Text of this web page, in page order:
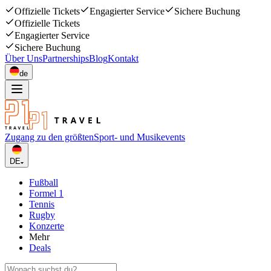
Offizielle Tickets Engagierter Service
Sichere Buchung
Offizielle Tickets
Engagierter Service
Sichere Buchung
Über UnsPartnershipsBlogKontakt
de
Zugang zu den größtenSport- und Musikevents
DE
Fußball
Formel 1
Tennis
Rugby
Konzerte
Mehr
Deals